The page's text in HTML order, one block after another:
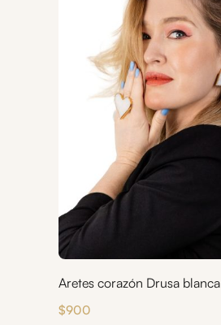
Aretes corazón Drusa blanca
$900